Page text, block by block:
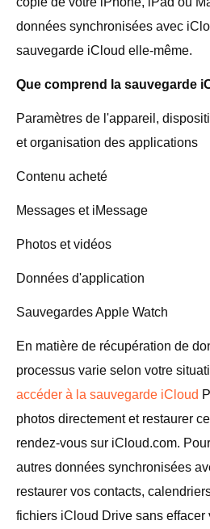
données synchronisées avec
sauvegarde iCloud elle-même.
Que comprend la sauvegarde
Paramètres de l'appareil,
et organisation des applications
Contenu acheté
Messages et iMessage
Photos et vidéos
Données d'application
Sauvegardes Apple Watch
En matière de récupération de
processus varie selon votre
accéder à la sauvegarde iCloud
photos directement et restaurer
rendez-vous sur iCloud.com.
autres données synchronisées
restaurer vos contacts,
fichiers iCloud Drive sans effacer